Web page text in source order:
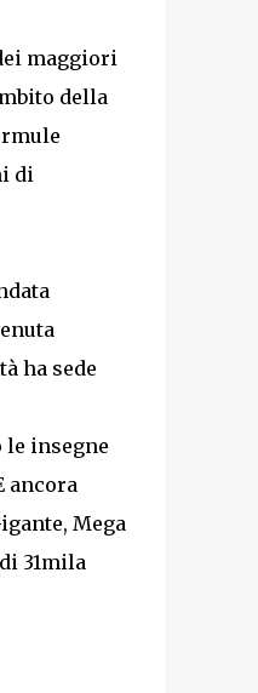
maggiori
della
di
ha sede
insegne
ancora
Mega
31mila